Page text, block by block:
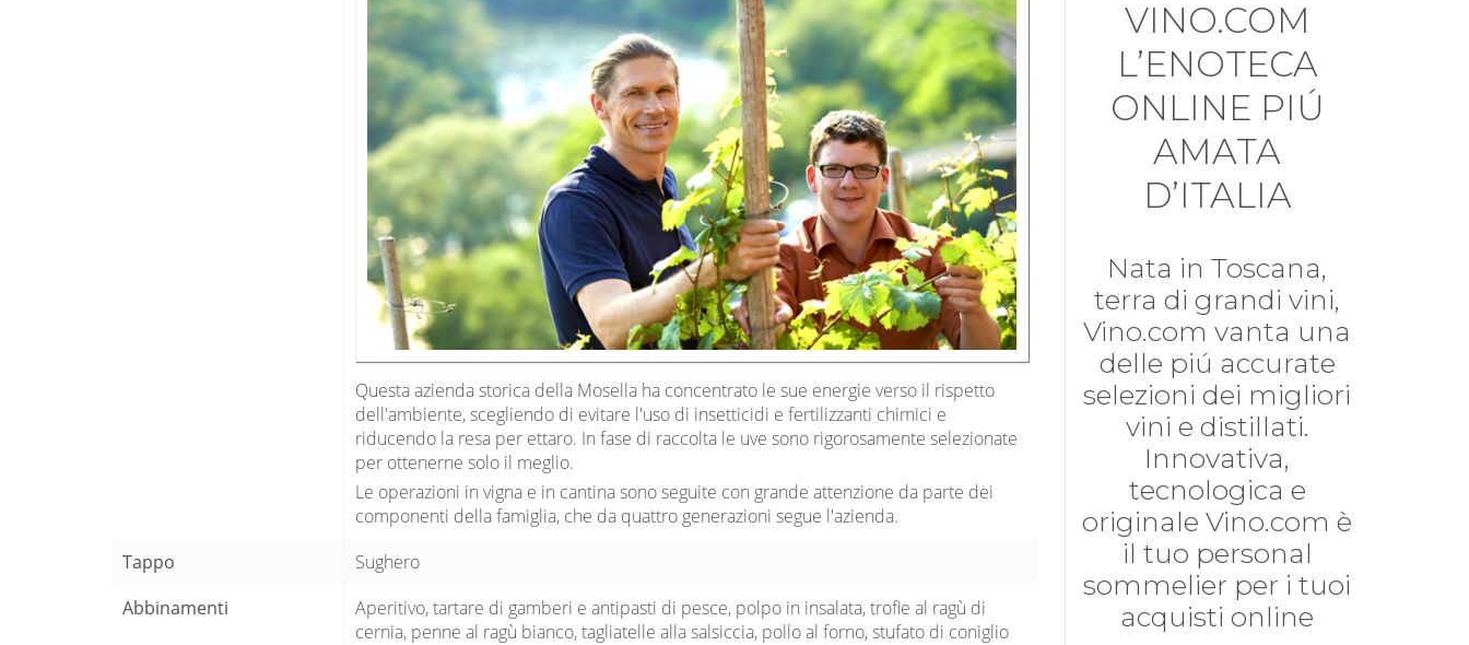
Questa azienda storica della Mosella ha concentrato le sue energie verso il rispetto
dell'ambiente, scegliendo di evitare l'uso di insetticidi e fertilizzanti chimici e
riducendo la resa per ettaro. In fase di raccolta le uve sono rigorosamente selezionate
per ottenerne solo il meglio.
Le operazioni in vigna e in cantina sono seguite con grande attenzione da parte dei
componenti della famiglia, che da quattro generazioni segue l'azienda.
Tappo
Sughero
Abbinamenti
Aperitivo, tartare di gamberi e antipasti di pesce, polpo in insalata, trofie al ragù di
cernia, penne al ragù bianco, tagliatelle alla salsiccia, pollo al forno, stufato di coniglio
VINO.COM
L’ENOTECA
ONLINE PIÚ
AMATA
D’ITALIA
Nata in Toscana,
terra di grandi vini,
Vino.com vanta una
delle piú accurate
selezioni dei migliori
vini e distillati.
Innovativa,
tecnologica e
originale Vino.com è
il tuo personal
sommelier per i tuoi
acquisti online